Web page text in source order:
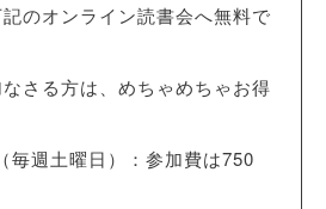
のオンライン読書会へ無料で
さる方は、めちゃめちゃお得
毎週土曜日）：参加費は750